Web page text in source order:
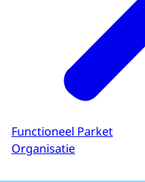
Functioneel Parket
Organisatie